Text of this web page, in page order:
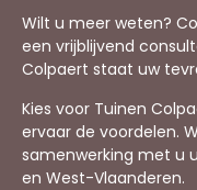
Wilt u meer weten?
een vrijblijvend
Colpaert staat uw
Kies voor Tuinen
ervaar de voordelen.
samenwerking met u
en West-Vlaanderen.